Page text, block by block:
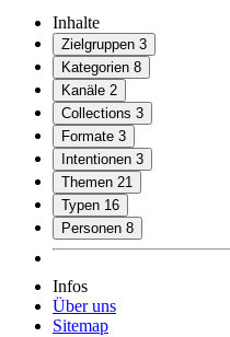
Inhalte
Zielgruppen 3
Kategorien 8
Kanäle 2
Collections 3
Formate 3
Intentionen 3
Themen 21
Typen 16
Personen 8
Infos
Über uns
Sitemap